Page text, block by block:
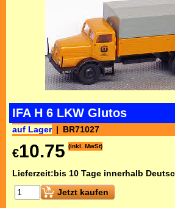
IFA H 6 LKW Glutos
auf Lager BR71027
€10.75 (inkl. MwSt)
Lieferzeit:bis 10 Tage innerhalb
Jetzt kaufen